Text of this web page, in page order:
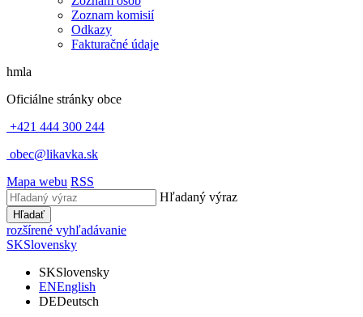
Zoznam komisií
Odkazy
Fakturačné údaje
hmla
Oficiálne stránky obce
+421 444 300 244
obec@likavka.sk
Mapa webu RSS
Hľadaný výraz
Hľadať
rozšírené vyhľadávanie
SKSlovensky
SKSlovensky
ENEnglish
DEDeutsch